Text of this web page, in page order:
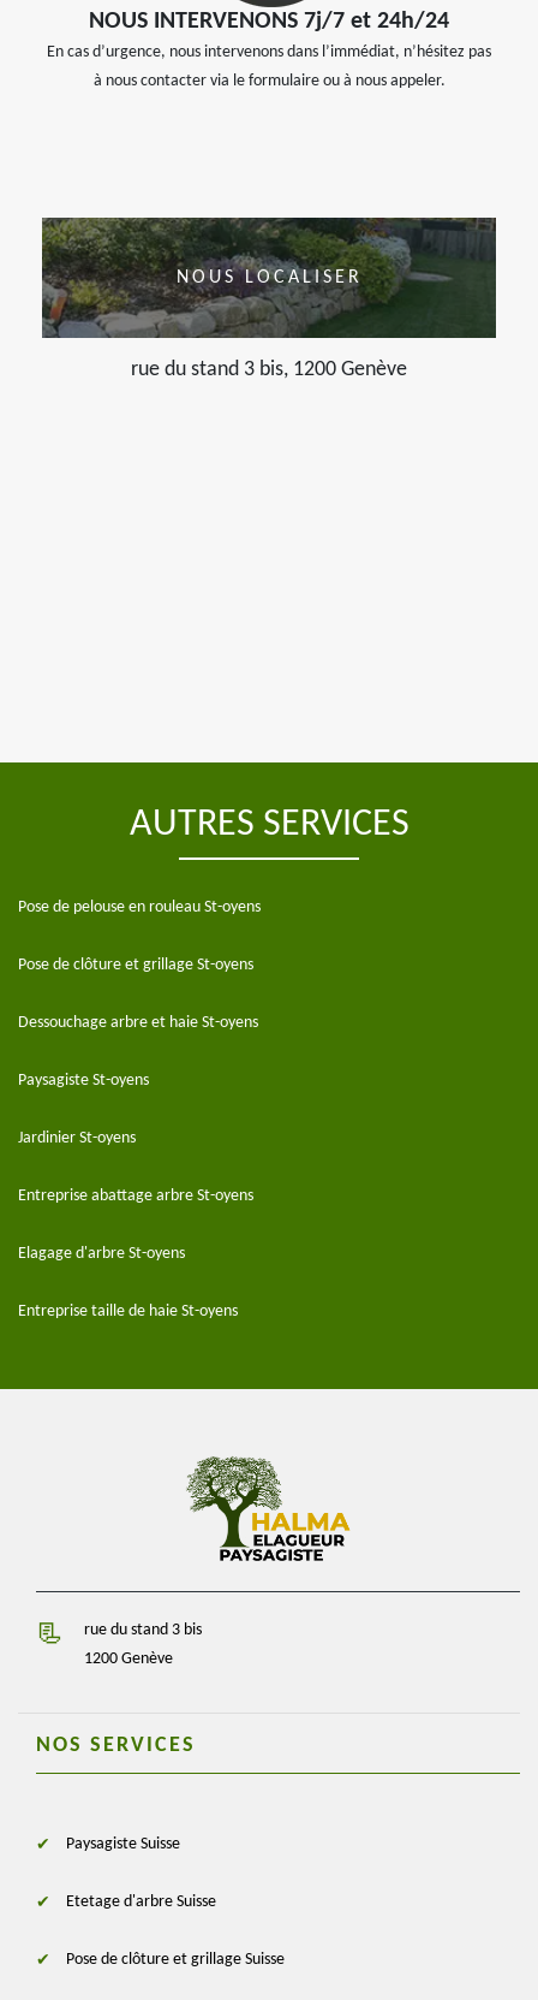
NOUS INTERVENONS 7j/7 et 24h/24
En cas d’urgence, nous intervenons dans l’immédiat, n’hésitez pas
à nous contacter via le formulaire ou à nous appeler.
NOUS LOCALISER
rue du stand 3 bis, 1200 Genève
AUTRES SERVICES
Pose de pelouse en rouleau St-oyens
Pose de clôture et grillage St-oyens
Dessouchage arbre et haie St-oyens
Paysagiste St-oyens
Jardinier St-oyens
Entreprise abattage arbre St-oyens
Elagage d'arbre St-oyens
Entreprise taille de haie St-oyens
rue du stand 3 bis
1200 Genève
NOS SERVICES
Paysagiste Suisse
Etetage d'arbre Suisse
Pose de clôture et grillage Suisse